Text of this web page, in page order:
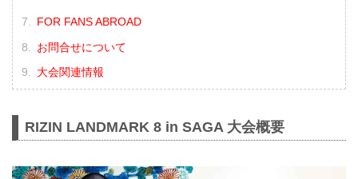
FOR FANS ABROAD
お問合せについて
大会関連情報
RIZIN LANDMARK 8 in SAGA 大会概要